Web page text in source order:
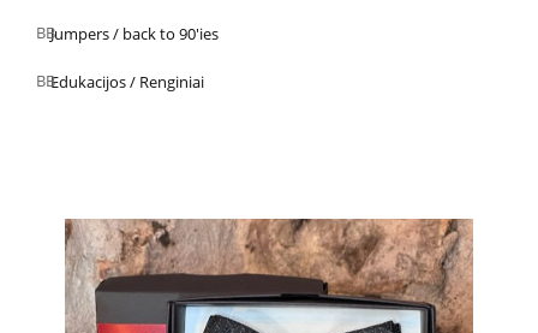
Jumpers / back to 90'ies
Edukacijos / Renginiai